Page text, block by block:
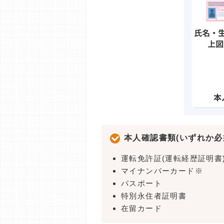
本人確認書類(いずれか
運転免許証(運転経歴証明
マイナンバーカード※
パスポート
特別永住者証明書
在留カード